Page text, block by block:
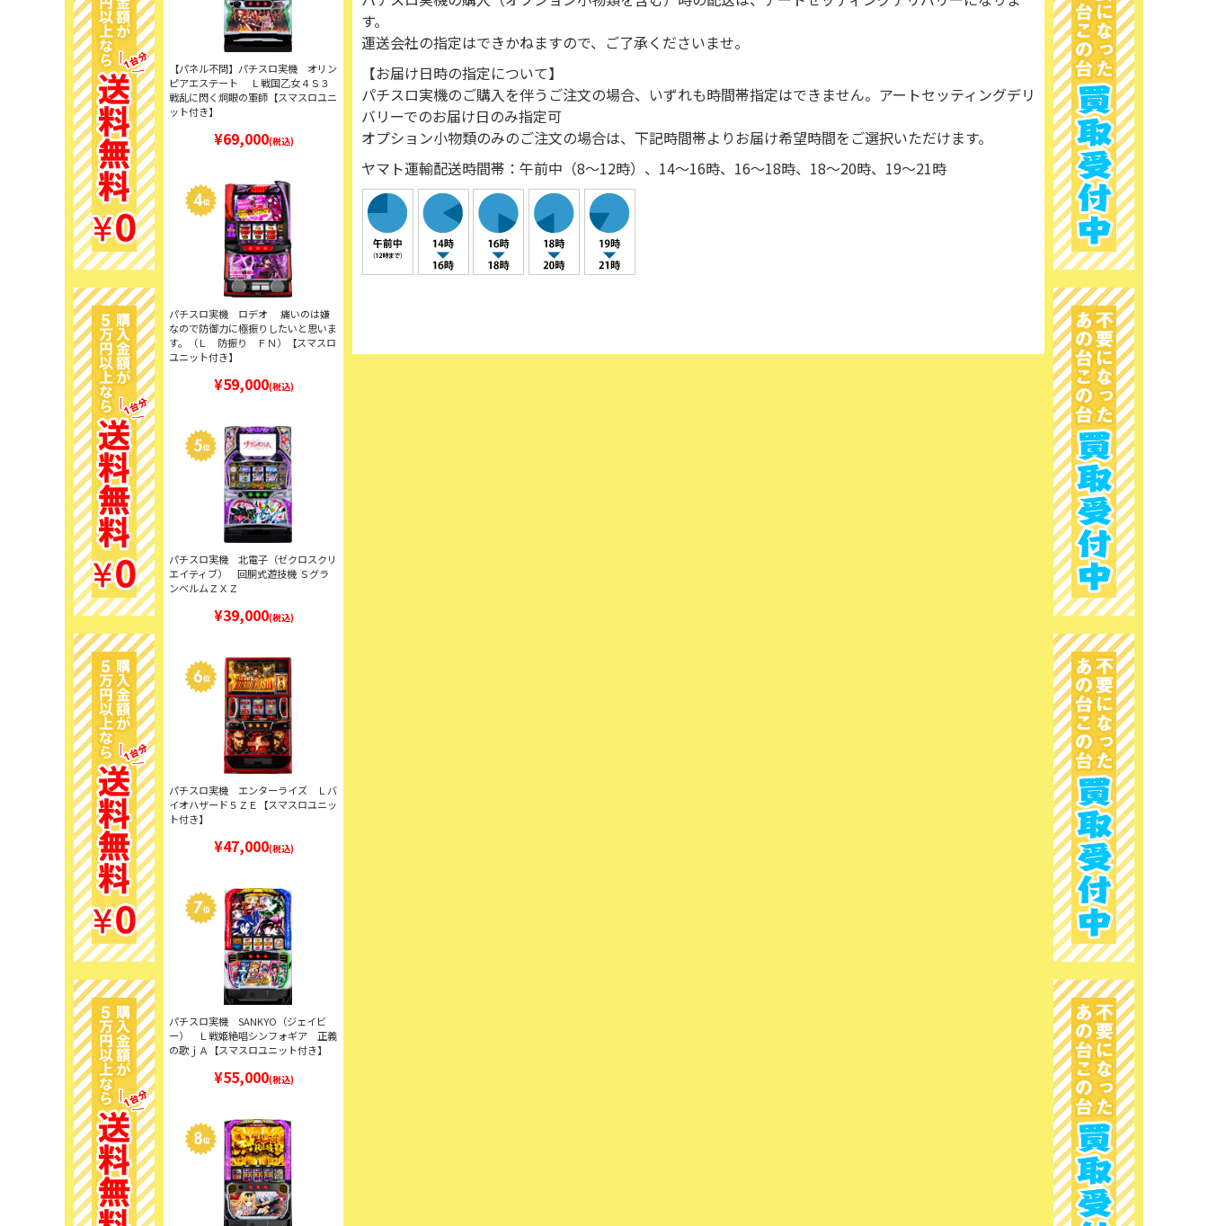
す。
運送会社の指定はできかねますので、ご了承くださいませ。
【お届け日時の指定について】
パチスロ実機のご購入を伴うご注文の場合、いずれも時間帯指定はできません。アートセッティングデリ
バリーでのお届け日のみ指定可
オプション小物類のみのご注文の場合は、下記時間帯よりお届け希望時間をご選択いただけます。
ヤマト運輸配送時間帯：午前中（8～12時）、14～16時、16～18時、18～20時、19～21時
【パネル不問】パチスロ実機 オリン
ピアエステート Ｌ戦国乙女４Ｓ３
戦乱に閃く炯眼の軍師【スマスロユニ
ット付き】
¥69,000(税込)
パチスロ実機 ロデオ 痛いのは嫌
なので防御力に極振りしたいと思いま
す。（Ｌ 防振り ＦＮ）【スマスロ
ユニット付き】
¥59,000(税込)
パチスロ実機 北電子（ゼクロスクリ
エイティブ） 回胴式遊技機 Ｓグラ
ンベルムＺＸＺ
¥39,000(税込)
パチスロ実機 エンターライズ Ｌバ
イオハザード５ＺＥ【スマスロユニッ
ト付き】
¥47,000(税込)
パチスロ実機 SANKYO（ジェイビ
ー） Ｌ戦姫絶唱シンフォギア 正義
の歌ｊＡ【スマスロユニット付き】
¥55,000(税込)